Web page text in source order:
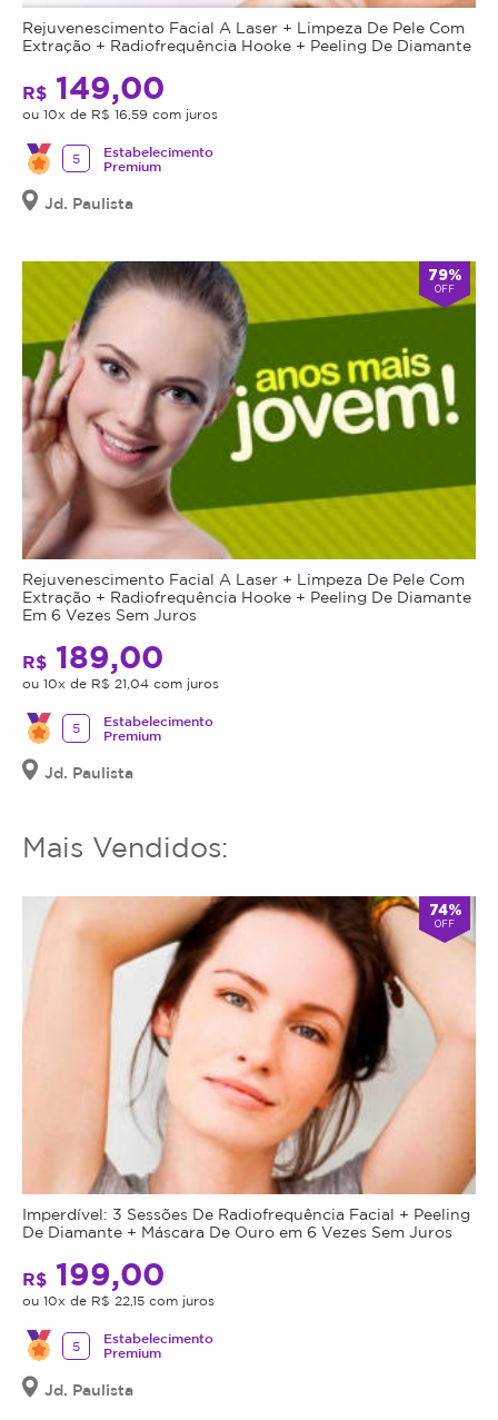
Rejuvenescimento Facial A Laser + Limpeza De Pele Com
Extração + Radiofrequência Hooke + Peeling De Diamante
R$ 149,00
ou 10x de R$ 16,59 com juros
5
Estabelecimento
Premium
Jd. Paulista
79%
OFF
Rejuvenescimento Facial A Laser + Limpeza De Pele Com
Extração + Radiofrequência Hooke + Peeling De Diamante
Em 6 Vezes Sem Juros
R$ 189,00
ou 10x de R$ 21,04 com juros
5
Estabelecimento
Premium
Jd. Paulista
Mais Vendidos:
74%
OFF
Imperdível: 3 Sessões De Radiofrequência Facial + Peeling
De Diamante + Máscara De Ouro em 6 Vezes Sem Juros
R$ 199,00
ou 10x de R$ 22,15 com juros
5
Estabelecimento
Premium
Jd. Paulista